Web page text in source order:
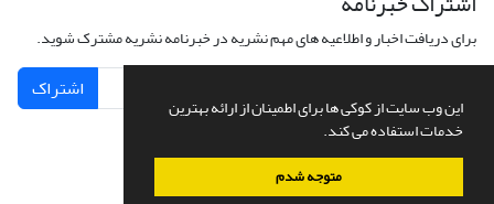
این وب سایت از کوکی ها برای اطمینان از ارائه بهترین
خدمات استفاده می کند.
متوجه شدم
برای دریافت اخبار و اطلاعیه های مهم نشریه در خبرنامه نشریه مشترک شوید.
اشتراک
سامانه مدیریت نشریات علمی.طراحی و پیاده سازی ازسیناوب